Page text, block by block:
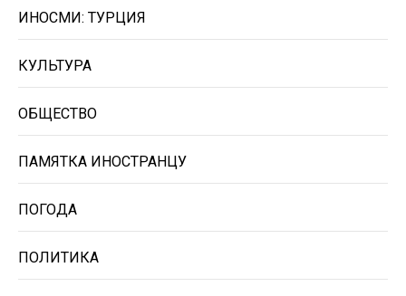
ИНОСМИ: ТУРЦИЯ
КУЛЬТУРА
ОБЩЕСТВО
ПАМЯТКА ИНОСТРАНЦУ
ПОГОДА
ПОЛИТИКА